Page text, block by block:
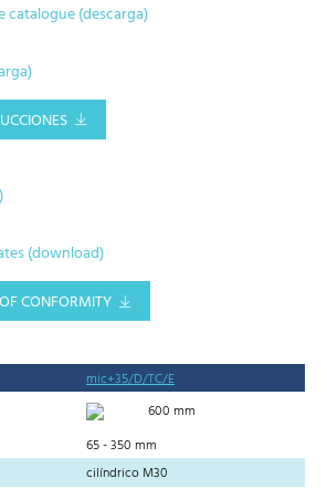
catalogue (descarga)
(download)
CONFORMITY
mic+35/D/TC/E
600 mm
65 - 350 mm
cilíndrico M30